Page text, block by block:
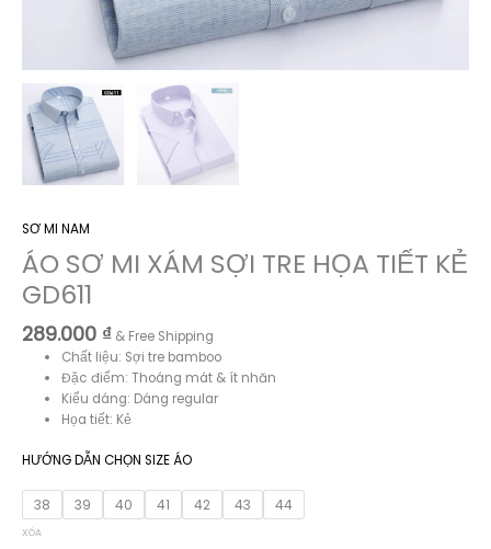
SƠ MI NAM
ÁO SƠ MI XÁM SỢI TRE HỌA TIẾT KẺ
GD611
289.000 ₫ & Free Shipping
Chất liệu: Sợi tre bamboo
Đặc điểm: Thoáng mát & ít nhăn
Kiểu dáng: Dáng regular
Họa tiết: Kẻ
HƯỚNG DẪN CHỌN SIZE ÁO
38 39 40 41 42 43 44
XÓA